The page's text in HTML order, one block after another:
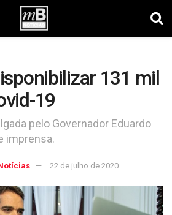
131 mil
19
pelo Governador Eduardo
imprensa.
22 de julho de 2020